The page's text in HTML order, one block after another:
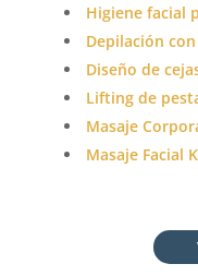
Higiene facial
Depilación
Diseño de
Lifting de
Masaje
Masaje Facial